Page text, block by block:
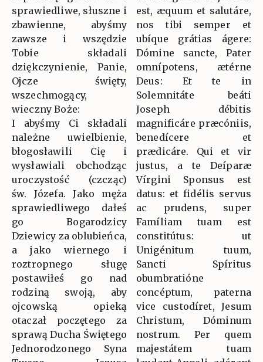
sprawiedliwe, słuszne i
zbawienne, abyśmy
zawsze i wszędzie
Tobie składali
dziękczynienie, Panie,
Ojcze święty,
wszechmogący,
wieczny Boże:
I abyśmy Ci składali
należne uwielbienie,
błogosławili Cię i
wysławiali obchodząc
uroczystość (czcząc)
św. Józefa. Jako męża
sprawiedliwego dałeś
go Bogarodzicy
Dziewicy za oblubieńca,
a jako wiernego i
roztropnego sługę
postawiłeś go nad
rodziną swoją, aby
ojcowską opieką
otaczał poczętego za
sprawą Ducha Świętego
Jednorodzonego Syna
est, æquum et salutáre,
nos tibi semper et
ubíque grátias ágere:
Dómine sancte, Pater
omnípotens, ætérne
Deus: Et te in
Solemnitáte beáti
Joseph débitis
magnificáre præcóniis,
benedícere et
prædicáre. Qui et vir
justus, a te Deíparæ
Vírgini Sponsus est
datus: et fidélis servus
ac prudens, super
Famíliam tuam est
constitútus: ut
Unigénitum tuum,
Sancti Spíritus
obumbratióne
concéptum, paterna
vice custodíret, Jesum
Christum, Dóminum
nostrum. Per quem
majestátem tuam